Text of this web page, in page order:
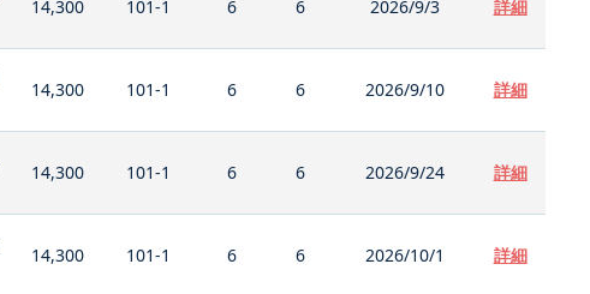
14,300 101-1 6 6 2026/9/3 詳細
14,300 101-1 6 6 2026/9/10 詳細
14,300 101-1 6 6 2026/9/24 詳細
14,300 101-1 6 6 2026/10/1 詳細